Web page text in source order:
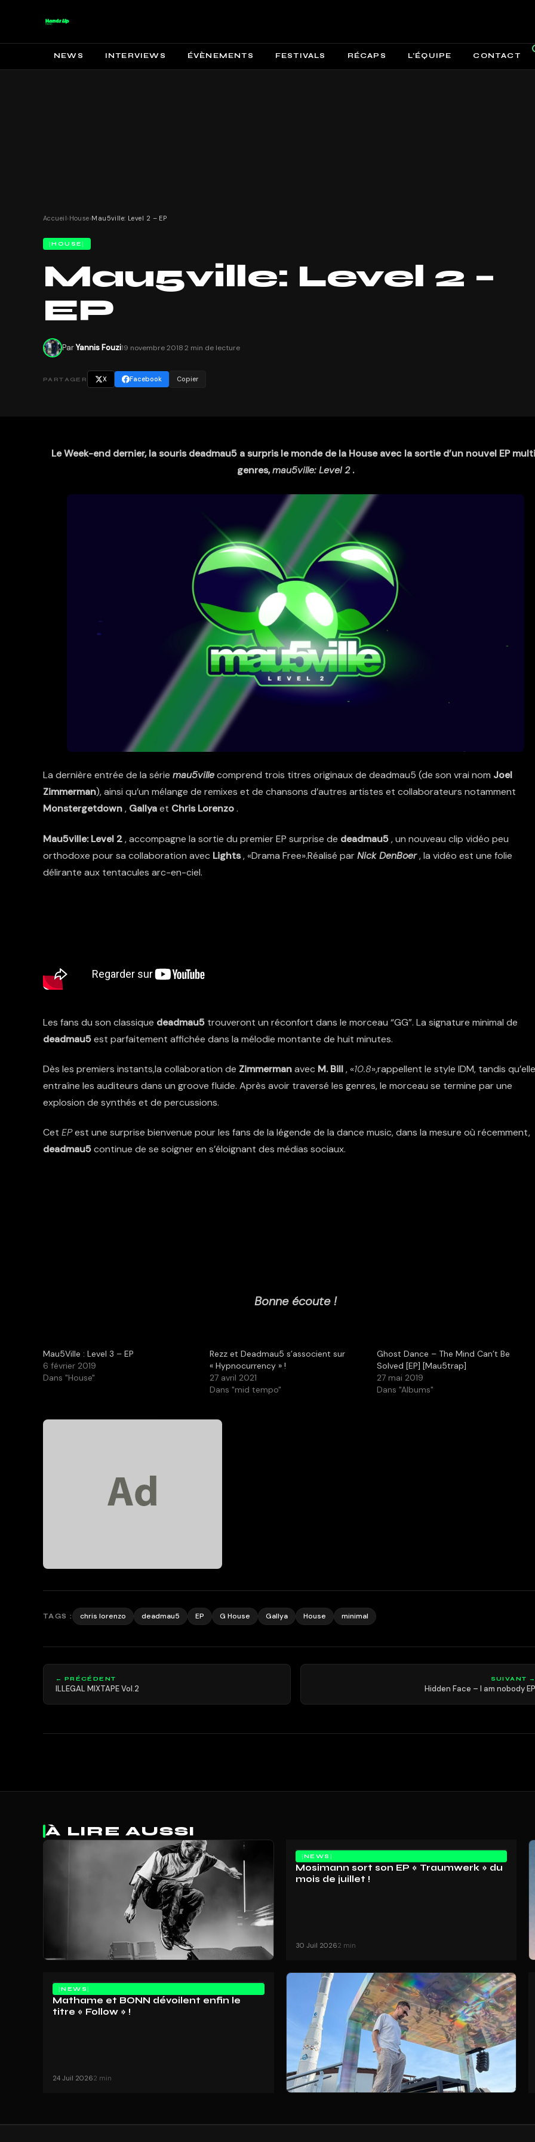
NEWS INTERVIEWS ÉVÈNEMENTS FESTIVALS RÉCAPS L’ÉQUIPE CONTACT
Accueil› House›Mau5ville: Level 2 – EP
HOUSE
Mau5ville: Level 2 –
EP
ParYannis Fouzi19 novembre 20182 min de lecture
PARTAGER X Facebook Copier
Le Week-end dernier, la souris deadmau5 a surpris le monde de la House avec la sortie d’un nouvel EP
genres,mau5ville: Level 2.
La dernière entrée de la série mau5villecomprend trois titres originaux de deadmau5 (de son vrai nom Joel
Zimmerman), ainsi qu’un mélange de remixes et de chansons d’autres artistes et collaborateurs notamment
Monstergetdown, Gallyaet Chris Lorenzo.
Mau5ville: Level 2, accompagne la sortie du premier EP surprise de deadmau5, un nouveau clip vidéo peu
orthodoxe pour sa collaboration avec Lights, «Drama Free».Réalisé parNick DenBoer, la vidéo est une folie
délirante aux tentacules arc-en-ciel.
Les fans du son classique deadmau5 trouveront un réconfort dans le morceau “GG”. La signature minimal de
deadmau5est parfaitement affichée dans la mélodie montante de huit minutes.
Dès les premiers instants,la collaboration de Zimmermanavec M. Bill, «10.8»,rappellent le style IDM, tandis qu’elle
entraîne les auditeurs dans un groove fluide. Après avoir traversé les genres, le morceau se termine par une
explosion de synthés et de percussions.
Cet EPest une surprise bienvenue pour les fans de la légende de la dance music, dans la mesure où récemment,
deadmau5continue de se soigner en s’éloignant des médias sociaux.
Bonne écoute !
Mau5Ville : Level 3 – EP
6 février 2019
Dans "House"
Rezz et Deadmau5 s’associent sur
« Hypnocurrency » !
27 avril 2021
Dans "mid tempo"
Ghost Dance – The Mind Can’t Be
Solved [EP] [Mau5trap]
27 mai 2019
Dans "Albums"
TAGS : chris lorenzo deadmau5 EP G House Gallya House minimal
← PRÉCÉDENT
ILLEGAL MIXTAPE Vol.2
SUIVANT
Hidden Face – I am nobody
À LIRE AUSSI
NEWS
Mosimann sort son EP « Traumwerk » du
mois de juillet !
30 Juil 20262 min
NEWS
Mathame et BONN dévoilent enfin le
titre « Follow » !
24 Juil 20262 min